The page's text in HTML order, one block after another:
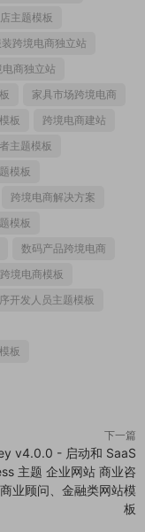
主题模板
装跨境电商独立站
电商独立站
家具市场跨境电商
板
跨境电商建站
主题模板
模板
跨境电商解决方案
模板
数码产品跨境电商
境电商模板
开发人员主题模板
板
下一篇
v4.0.0 - 启动和 SaaS
主题 企业网站 商业咨
业顾问、金融类网站模
板